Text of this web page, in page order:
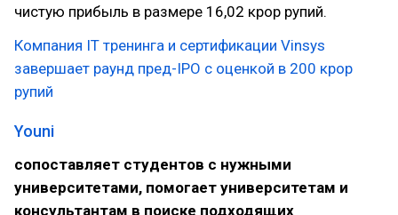
чистую прибыль в размере 16,02 крор рупий.
Компания IT тренинга и сертификации Vinsys
завершает раунд пред-IPO с оценкой в 200 крор
рупий
Youni
сопоставляет студентов с нужными
университетами, помогает университетам и
консультантам в поиске подходящих